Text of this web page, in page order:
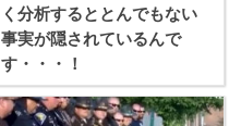
く分析するととんでもない
事実が隠されているんで
す・・・！